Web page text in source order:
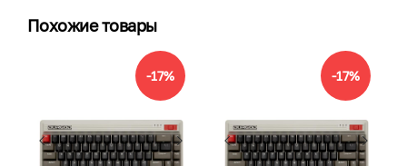
Похожие товары
-17% -17%